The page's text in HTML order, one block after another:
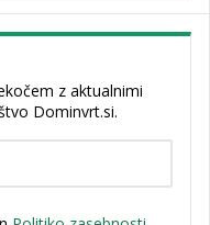
z aktualnimi
Dominvrt.si.